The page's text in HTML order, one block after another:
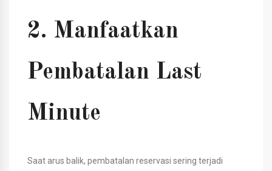
2. Manfaatkan
Pembatalan Last
Minute
Saat arus balik, pembatalan reservasi sering terjadi